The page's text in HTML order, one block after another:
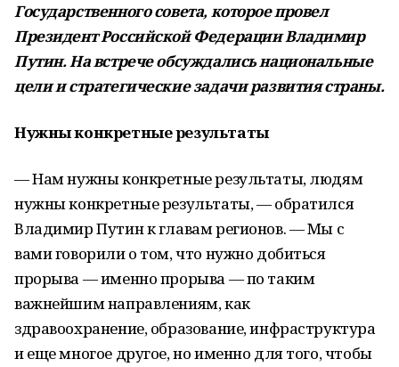
Государственного совета, которое провел
Президент Российской Федерации Владимир
Путин. На встрече обсуждались национальные
цели и стратегические задачи развития страны.
Нужны конкретные результаты
— Нам нужны конкретные результаты, людям
нужны конкретные результаты, — обратился
Владимир Путин к главам регионов. — Мы с
вами говорили о том, что нужно добиться
прорыва — именно прорыва — по таким
важнейшим направлениям, как
здравоохранение, образование, инфраструктура
и еще многое другое, но именно для того, чтобы